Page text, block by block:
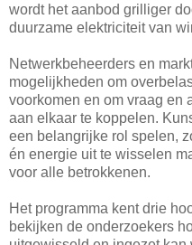
wordt het aanbod grilliger
duurzame elektriciteit van
Netwerkbeheerders en
mogelijkheden om
voorkomen en om vraag en
aan elkaar te koppelen.
een belangrijke rol spelen,
én energie uit te wisselen
voor alle betrokkenen.
Het programma kent drie
bekijken de onderzoekers